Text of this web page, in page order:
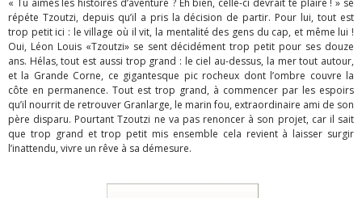
répéte Tzoutzi, depuis qu’il a pris la décision de partir. Pour lui, tout est
trop petit ici : le village où il vit, la mentalité des gens du cap, et même lui !
Oui, Léon Louis «Tzoutzi» se sent décidément trop petit pour ses douze
ans. Hélas, tout est aussi trop grand : le ciel au-dessus, la mer tout autour,
et la Grande Corne, ce gigantesque pic rocheux dont l’ombre couvre la
côte en permanence. Tout est trop grand, à commencer par les espoirs
qu’il nourrit de retrouver Granlarge, le marin fou, extraordinaire ami de son
père disparu. Pourtant Tzoutzi ne va pas renoncer à son projet, car il sait
que trop grand et trop petit mis ensemble cela revient à laisser surgir
l’inattendu, vivre un rêve à sa démesure.